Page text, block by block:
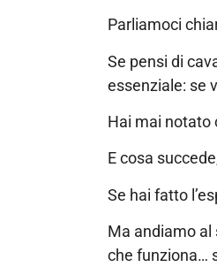
Parliamoci
Se pensi di
essenziale: se
Hai mai notato
E cosa
Se hai fatto
Ma andiamo al
che funziona…